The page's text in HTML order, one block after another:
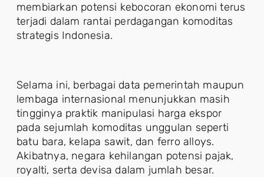
membiarkan potensi kebocoran ekonomi terus
terjadi dalam rantai perdagangan komoditas
strategis Indonesia.
Selama ini, berbagai data pemerintah maupun
lembaga internasional menunjukkan masih
tingginya praktik manipulasi harga ekspor
pada sejumlah komoditas unggulan seperti
batu bara, kelapa sawit, dan ferro alloys.
Akibatnya, negara kehilangan potensi pajak,
royalti, serta devisa dalam jumlah besar.